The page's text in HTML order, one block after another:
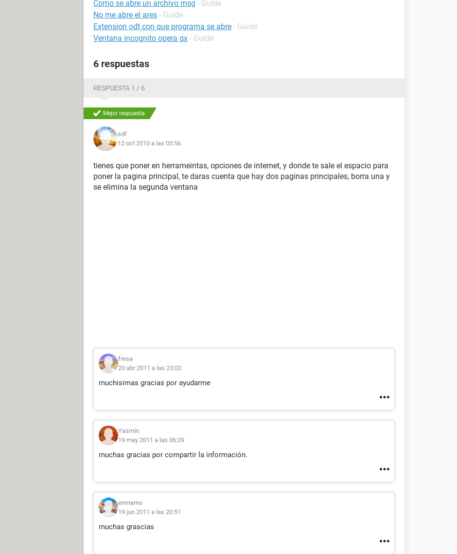
Como se abre un archivo msg - Guide
No me abre el ares - Guide
Extension odt con que programa se abre - Guide
Ventana incognito opera gx - Guide
6 respuestas
RESPUESTA 1 / 6
Mejor respuesta
sdf
12 oct 2010 a las 03:56
tienes que poner en herrameintas, opciones de internet, y donde te sale el espacio para
poner la pagina principal, te daras cuenta que hay dos paginas principales, borra una y
se elimina la segunda ventana
fresa
20 abr 2011 a las 23:02
muchisimas gracias por ayudarme
Yasmín
19 may 2011 a las 06:29
muchas gracias por compartir la información.
enmamo
19 jun 2011 a las 20:51
muchas grascias